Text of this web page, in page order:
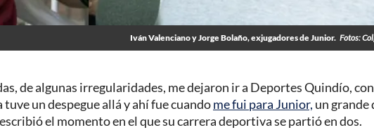
Iván Valenciano y Jorge Bolaño, exjugadores de Junior. Fotos:
de algunas irregularidades, me dejaron ir a Deportes Quindío,
un despegue allá y ahí fue cuandome fui para Junior, un grande
el momento en el que su carrera deportiva se partió en dos.